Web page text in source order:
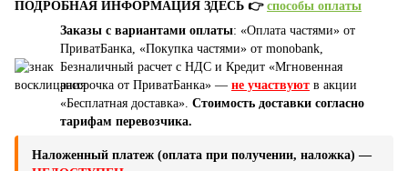
ПОДРОБНАЯ ИНФОРМАЦИЯ ЗДЕСЬ 👉 способы оплаты
Заказы с вариантами оплаты: «Оплата частями» от
ПриватБанка, «Покупка частями» от monobank,
Безналичный расчет с НДС и Кредит «Мгновенная
рассрочка от ПриватБанка» — не участвуют в акции
«Бесплатная доставка». Стоимость доставки согласно
тарифам перевозчика.
Наложенный платеж (оплата при получении, наложка) —